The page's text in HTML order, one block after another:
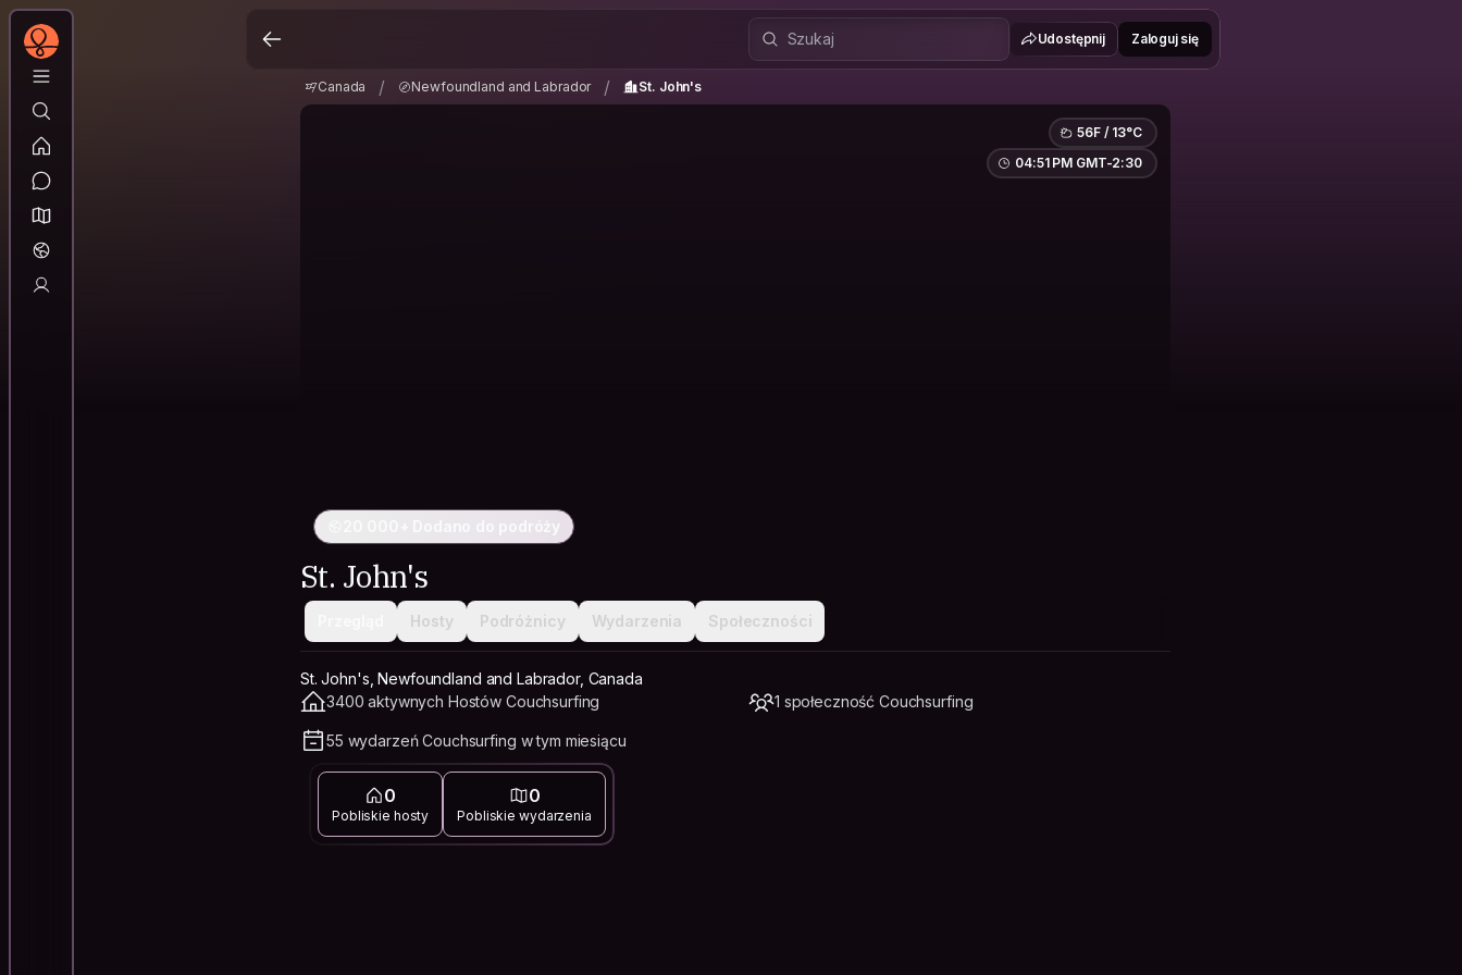
Udostępnij Zaloguj się
Canada / Newfoundland and Labrador / St. John's
56F / 13°C
04:51 PM GMT-2:30
20 000+ Dodano do podróży
St. John's
Hosty Podróżnicy Wydarzenia Społeczności
St. John's, Newfoundland and Labrador, Canada
3400 aktywnych Hostów Couchsurfing
1 społeczność Couchsurfing
55 wydarzeń Couchsurfing w tym miesiącu
0
Pobliskie hosty
0
Pobliskie wydarzenia